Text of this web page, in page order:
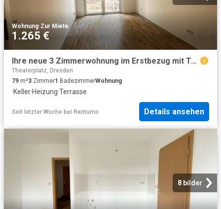
Wohnung·Zur Miete
1.265 €
Ihre neue 3 Zimmerwohnung im Erstbezug mit Terrasse
Theaterplatz, Dresden
79 m²3 Zimmer1 BadezimmerWohnung
·Keller·Heizung·Terrasse
Seit letzter Woche bei Rentumo Details ansehen
8 bilder